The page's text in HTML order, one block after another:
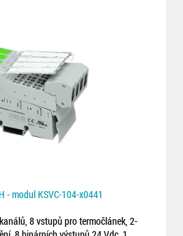
- modul KSVC-104-x0441
8 vstupů pro termočlánek, 2-